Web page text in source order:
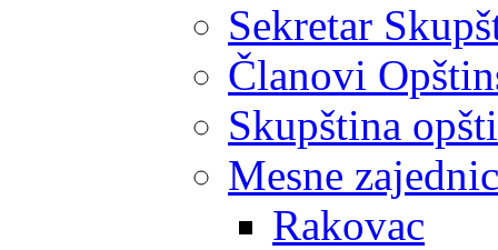
Sekretar
Članovi
Skupština
Mesne
Rakovac